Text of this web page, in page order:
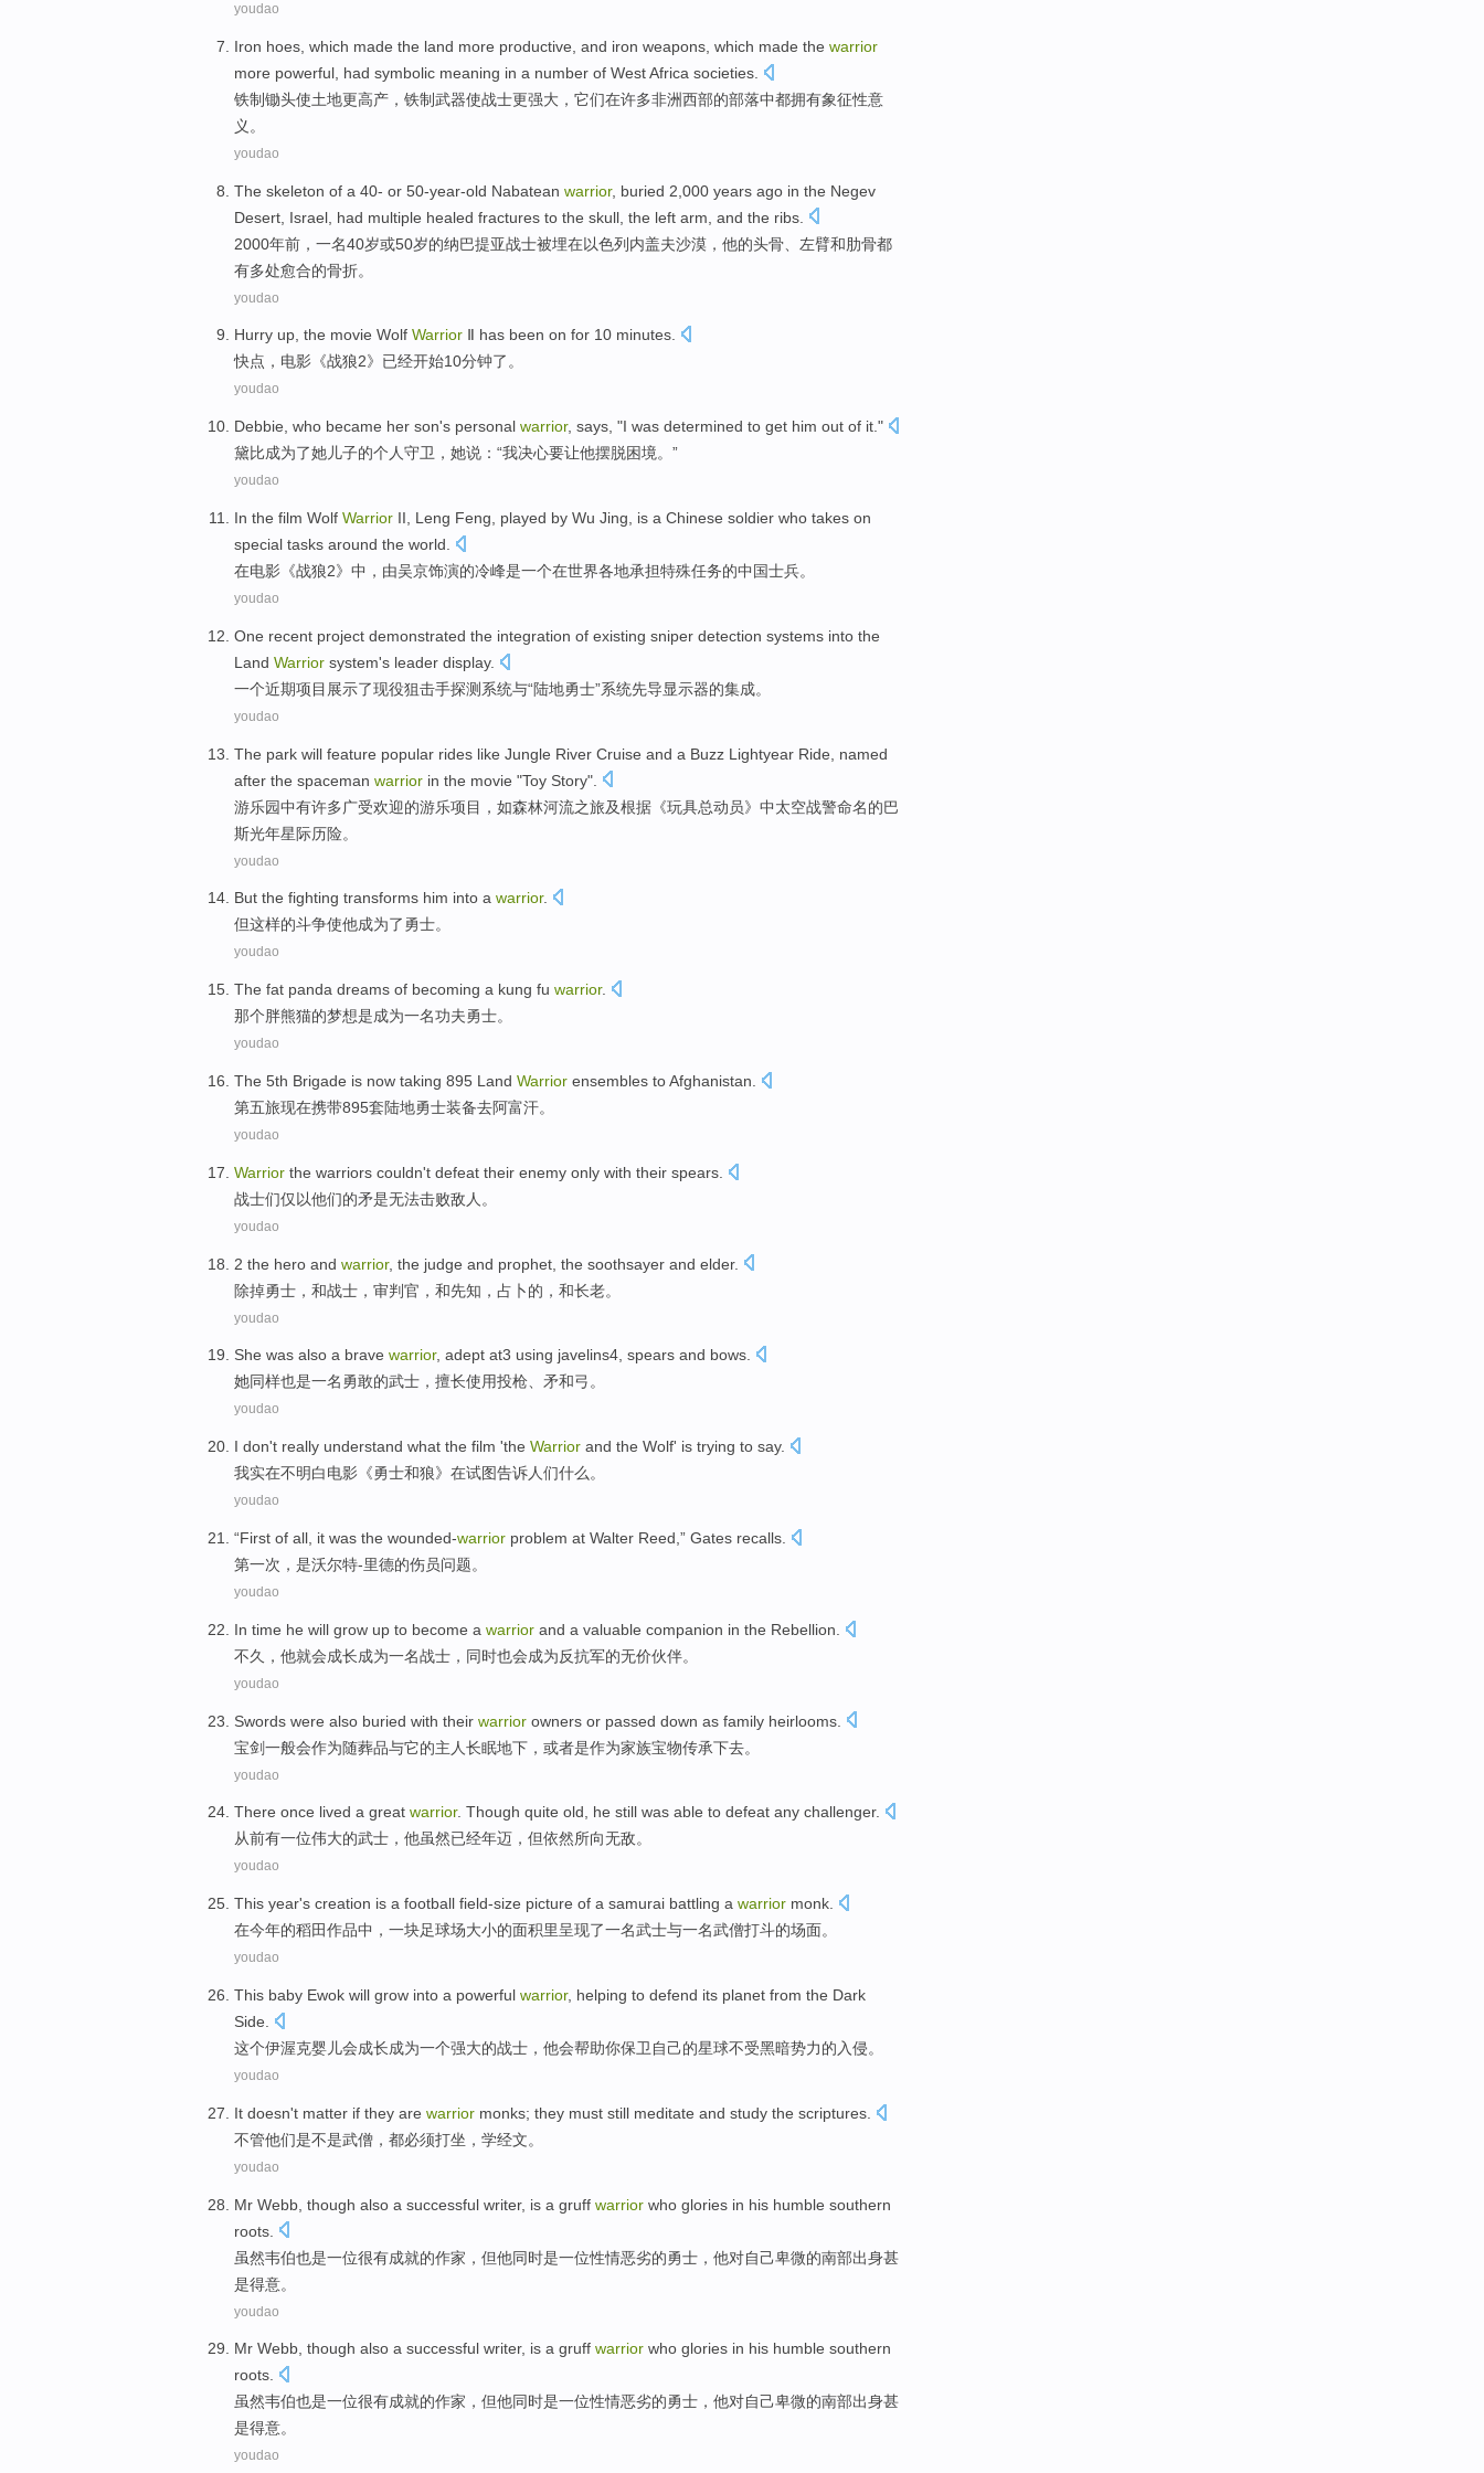
youdao
Iron hoes , which made the land more productive , and iron weapons which made the warrior
more powerful had symbolic meaning in a number of WestAfrica societies
铁制锄头使土地更高产 ，铁制武器使战士更强大 ， 它们在许多非洲西部的部落中都拥有象征性意
义 。
youdao
The skeleton of a 40- or 50-year-old Nabatean warrior, buried 2,000 years ago in the Negev
Desert Israel had multiple healed fractures to the skull, the left arm, and the ribs
2000年前 ， 一名40岁或50岁的纳巴提亚战士被埋在以色列内盖夫沙漠 ，他的头骨 左臂和肋骨都
有多处愈合的骨折。
youdao
Hurry up, the movie Wolf Warrior Ⅱ has been on for 10 minutes.
快点，电影《战狼2》已经开始10分钟了。
youdao
Debbie , who became her son's personal warrior, says , "I was determined to get him out of it."
黛比成为了她儿子的个人守卫 ，她说 ：“我决心要让他摆脱困境。”
youdao
In the film Wolf Warrior II, Leng Feng, played by Wu Jing, is a Chinese soldier who takes on
special tasks around the world
在电影《战狼2》中， 由吴京饰演的冷峰是一个在世界各地承担特殊任务的中国士兵。
youdao
One recent project demonstrated the integration of existing sniper detection systems into the
Land Warrior system's leader display.
一个近期项目 展示了现役狙击手探测 系统与“陆地勇士”系统先导显示器的集成。
youdao
The park will feature popular rides like Jungle River Cruise and a Buzz Lightyear Ride, named
after the spaceman warrior in the movie "Toy Story".
游乐园中有许多广受欢迎的游乐项目 ， 如森林河流之旅及根据《玩具总动员》 中太空战警命名的巴
斯光年星际历险。
youdao
But the fighting transforms him into a warrior.
但这样的斗争使他成为了勇士。
youdao
The fat panda dreams of becoming a kung fu warrior.
那个胖熊猫的梦想是成为一名功夫勇士。
youdao
The 5th Brigade is now taking 895 Land Warrior ensembles toAfghanistan
第五旅现在携带895套陆地勇士装备去阿富汗。
youdao
Warrior the warriors couldn't defeat their enemy only with their spears
战士们仅 以他们的矛是无法击败敌人 。
youdao
2 the hero and warrior, the judge and prophet the soothsayer and elder.
除掉勇士 ， 和战士 ， 审判官，和先知 ， 占卜的 ，和长老。
youdao
She was also a brave warrior, adept at3 using javelins4, spears and bows.
她同样也是一名勇敢的武士 ， 擅长使用投枪、 矛和弓。
youdao
I don't really understand what the film 'the Warrior and the Wolf' is trying to say.
我实在不明白电影《勇士和狼》 在试图告诉人们什么。
youdao
“First of all, it was the wounded-warrior problem at Walter Reed ,” Gates recalls.
第一次 ， 是沃尔特-里德的伤员问题。
youdao
In time he will grow up to become a warrior and a valuable companion in the Rebellion
不久， 他就会成长成为一名战士 ，同时也会成为反抗军的无价伙伴。
youdao
Swords were also buried with their warrior owners or passed down as family heirlooms
宝剑一般会作为随葬品与它的主人长眠地下， 或者是作为家族宝物传承下去。
youdao
There once lived a great warrior. Though quite old, he still was able to defeat any challenger.
从前有一位伟大的武士 ， 他虽然已经年迈 ， 但依然所向无敌。
youdao
This year's creation is a football field-size picture of a samurai battling a warrior monk
在今年的稻田作品中， 一块足球场大小的面积里呈现了一名武士与一名武僧打斗的场面。
youdao
This baby Ewok will grow into a powerful warrior, helping to defend its planet from the Dark
Side.
这个伊渥克婴儿会成长成为一个强大的战士 ，他会帮助你保卫 自己的星球不受黑暗势力的入侵。
youdao
It doesn't matter if they are warrior monks; they must still meditate and study the scriptures
不管他们是不是武僧 ， 都必须打坐 ， 学经文。
youdao
Mr Webb though also a successful writer, is a gruff warrior who glories in his humble southern
roots
虽然韦伯也是一位很有成就的作家 ，但他同时是一位性情恶劣的勇士 ，他对自己卑微的南部出身甚
是得意。
youdao
Mr Webb, though also a successful writer, is a gruff warrior who glories in his humble southern
roots.
虽然韦伯也是一位很有成就的作家 ，但他同时是一位性情恶劣的勇士 ，他对自己卑微的南部出身甚
是得意。
youdao